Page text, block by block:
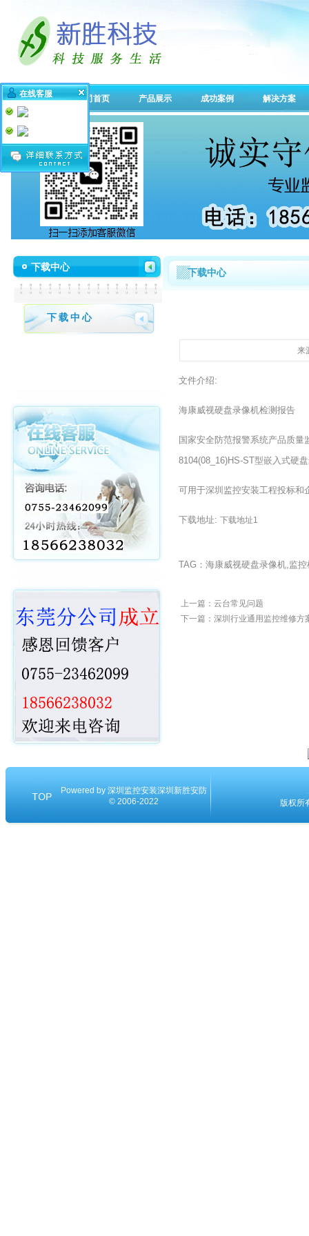
公司首页 产品展示 成功案例 解决方案
在线客服
下载中心
下载中心
下载中心
来
文件介绍:
海康威视硬盘录像机检测报告
国家安全防范报警系统产品质
8104(08_16)HS-ST型嵌入式硬
可用于深圳监控安装工程投标和
下载地址:下载地址1
TAG：海康威视硬盘录像机,监
上一篇：云台常见问题
下一篇：深圳行业通用监控维修方
Powered by深圳监控安装深圳新胜安防
© 2006-2022
版权所